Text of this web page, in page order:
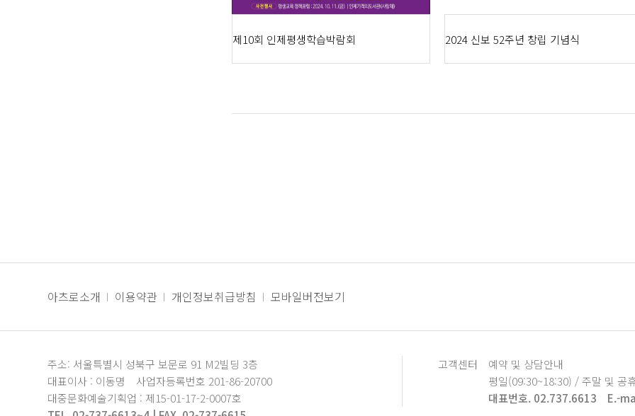
제10회 인제평생학습박람회 2024 신보 52주년 창립 기념식
아츠로소개 이용약관 개인정보취급방침 모바일버전보기
주소: 서울특별시 성북구 보문로 91 M2빌딩 3층
대표이사 : 이동명
사업자등록번호 201-86-20700
대중문화예술기획업 : 제15-01-17-2-0007호
고객센터
예약 및 상담안내
평일(09:30~18:30) / 주말 및 공
대표번호. 02.737.6613
E.-